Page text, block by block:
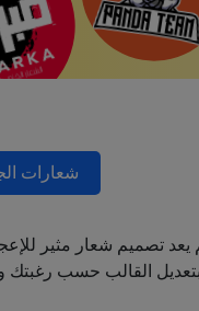
شعارات
تصميم شعار مثير
القالب حسب رغبتك